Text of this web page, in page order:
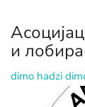
и
dimo hadzi